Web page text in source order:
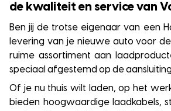
de kwaliteit en service van
Ben jij de trotse eigenaar van een
levering van je nieuwe auto voor
ruime assortiment aan
speciaal afgestemd op de
Of je nu thuis wilt laden, op het
bieden hoogwaardige laadkabels,